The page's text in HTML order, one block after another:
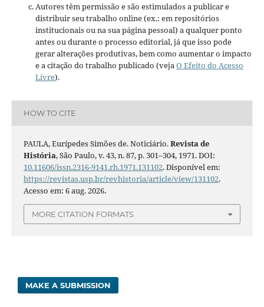
Autores têm permissão e são estimulados a publicar e
distribuir seu trabalho online (ex.: em repositórios
institucionais ou na sua página pessoal) a qualquer ponto
antes ou durante o processo editorial, já que isso pode
gerar alterações produtivas, bem como aumentar o impacto
e a citação do trabalho publicado (vejaO Efeito do Acesso
Livre).
HOW TO CITE
PAULA, Eurípedes Simões de. Noticiário.Revista de
História, São Paulo, v. 43, n. 87, p. 301–304, 1971. DOI:
10.11606/issn.2316-9141.rh.1971.131102. Disponível em:
https://revistas.usp.br/revhistoria/article/view/131102.
Acesso em: 6 aug. 2026.
MORE CITATION FORMATS
MAKE A SUBMISSION